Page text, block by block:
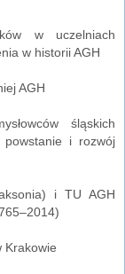
w uczelniach
w historii AGH
AGH
śląskich
powstanie i rozwój
i TU AGH
Krakowie